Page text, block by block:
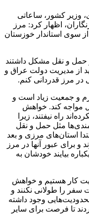
وزیر کشور، ساعاتی
اظهار کرد: مرز
سوی استاندار خوزستان
حمل و نقل مشکل داشتند
از مدیریت دولت عراق و
مرز قدردانی کنم.
و جمعیت زیاد است و
مواجه کند. خواهش
راه نیفتند، زیرا
مثل حمل و نقل
استان‌های مرزی و بعد
و برای عبور آنها در مرز
بیایند خودشان به
کار هستیم و خواهش
را طولانی نکنند و
وجود داشته
تا فرصت برای سایر